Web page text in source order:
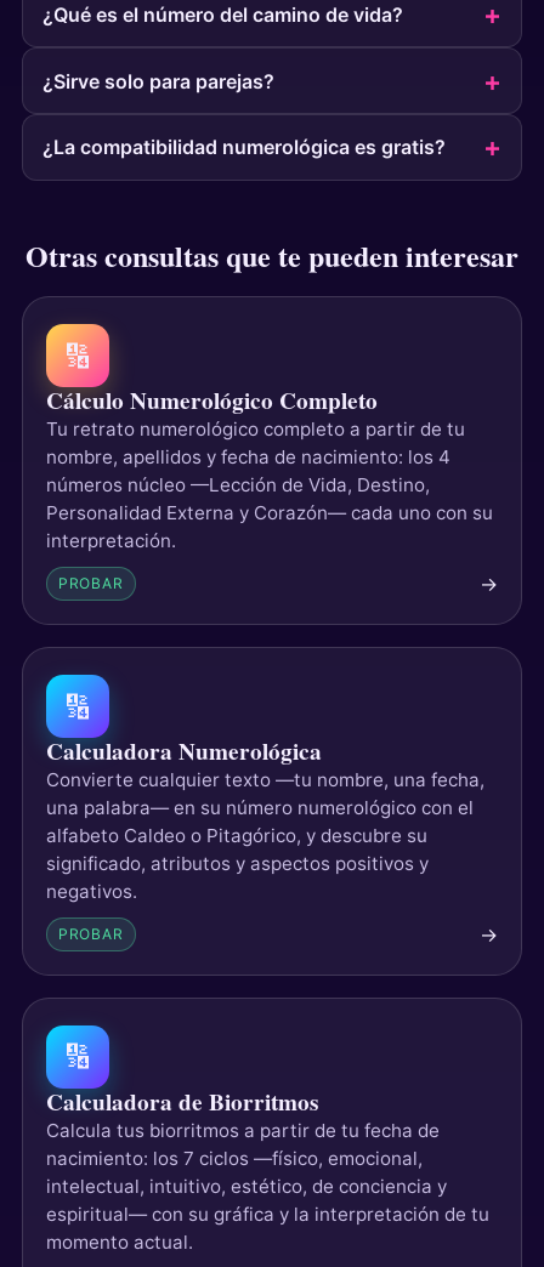
¿Qué es el número del camino de vida?
¿Sirve solo para parejas?
¿La compatibilidad numerológica es gratis?
Otras consultas que te pueden interesar
🔢
Cálculo Numerológico Completo
Tu retrato numerológico completo a partir de tu
nombre, apellidos y fecha de nacimiento: los 4
números núcleo —Lección de Vida, Destino,
Personalidad Externa y Corazón— cada uno con su
interpretación.
PROBAR →
🔢
Calculadora Numerológica
Convierte cualquier texto —tu nombre, una fecha,
una palabra— en su número numerológico con el
alfabeto Caldeo o Pitagórico, y descubre su
significado, atributos y aspectos positivos y
negativos.
PROBAR →
🔢
Calculadora de Biorritmos
Calcula tus biorritmos a partir de tu fecha de
nacimiento: los 7 ciclos —físico, emocional,
intelectual, intuitivo, estético, de conciencia y
espiritual— con su gráfica y la interpretación de tu
momento actual.